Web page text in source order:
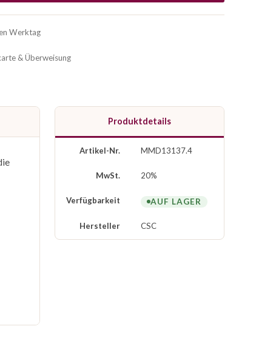
Werktag
& Überweisung
Produktdetails
Artikel-Nr. MMD13137.4
MwSt. 20%
Verfügbarkeit AUF LAGER
Hersteller CSC